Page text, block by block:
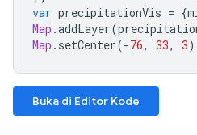
var precipitationVis = {
Map .addLayer(
Map . setCenter(-76, 33, 3
Buka di Editor Kode